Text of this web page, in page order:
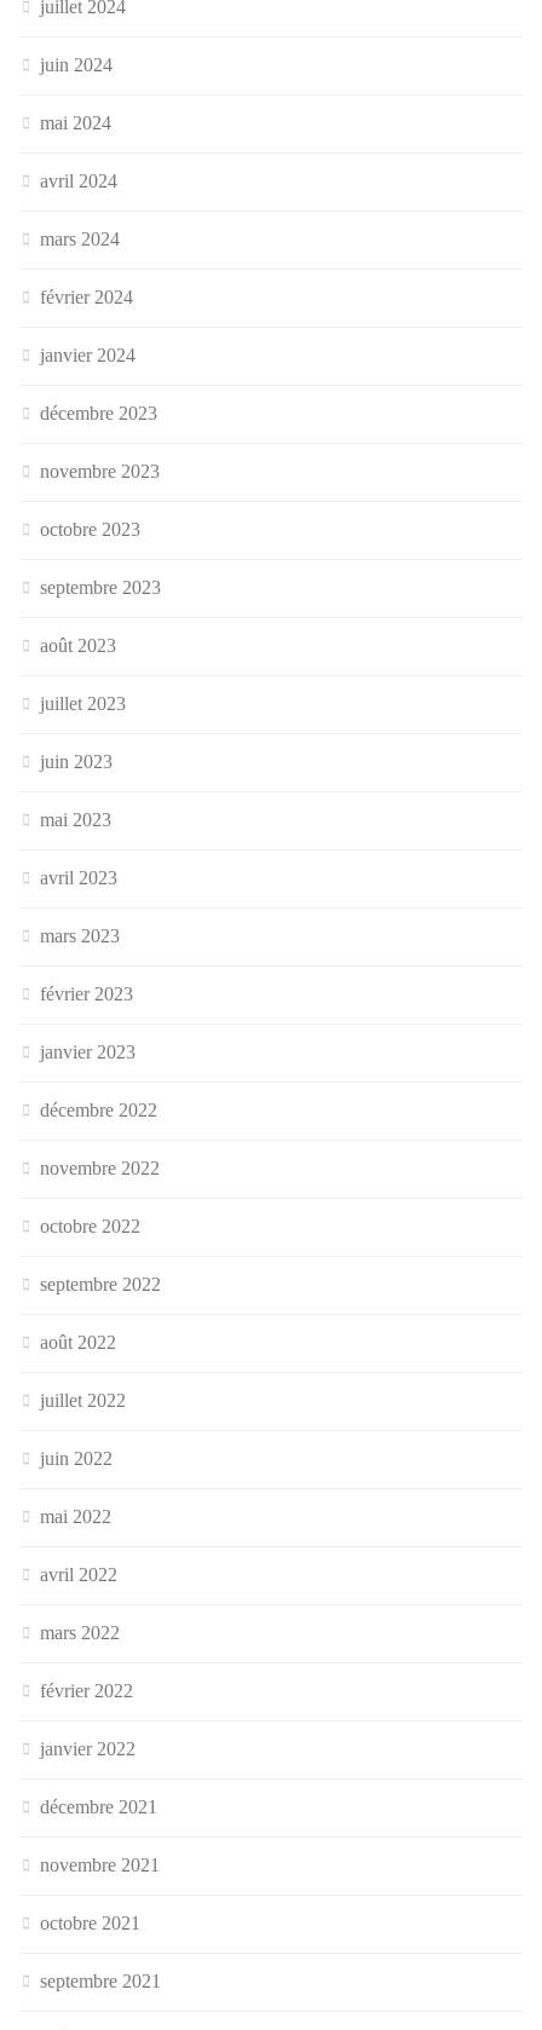
juillet 2024
juin 2024
mai 2024
avril 2024
mars 2024
février 2024
janvier 2024
décembre 2023
novembre 2023
octobre 2023
septembre 2023
août 2023
juillet 2023
juin 2023
mai 2023
avril 2023
mars 2023
février 2023
janvier 2023
décembre 2022
novembre 2022
octobre 2022
septembre 2022
août 2022
juillet 2022
juin 2022
mai 2022
avril 2022
mars 2022
février 2022
janvier 2022
décembre 2021
novembre 2021
octobre 2021
septembre 2021